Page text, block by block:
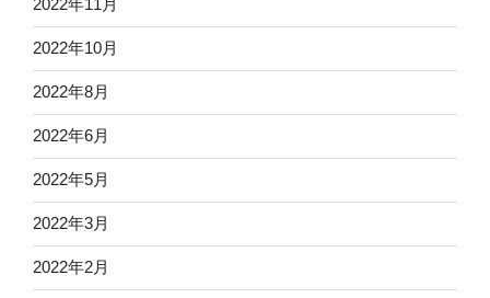
2022年11月
2022年10月
2022年8月
2022年6月
2022年5月
2022年3月
2022年2月